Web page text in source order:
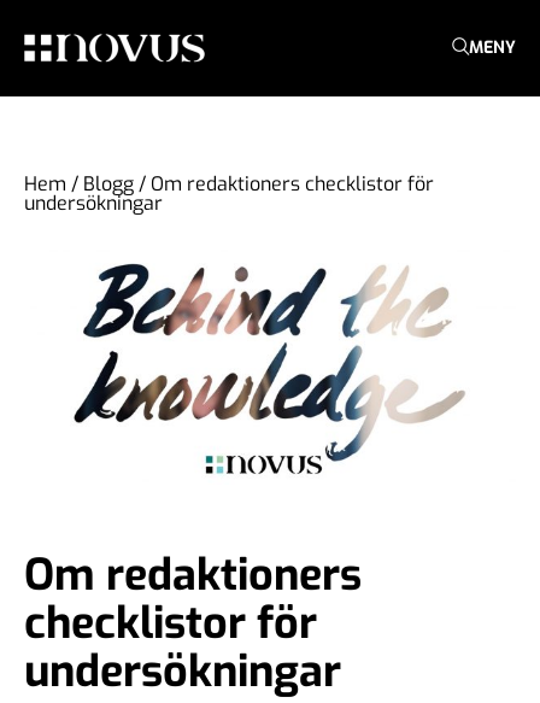
MENY
Hem / Blogg/ Om redaktioners checklistor för
undersökningar
Om redaktioners
checklistor för
undersökningar